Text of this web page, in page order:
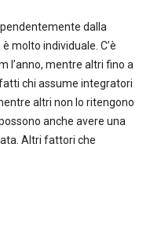
dalla
molto individuale. C’è
l’anno, mentre altri fino a
chi assume integratori
altri non lo ritengono
anche avere una
Altri fattori che